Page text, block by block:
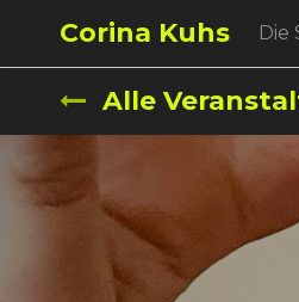
Corina Kuhs Die
Alle